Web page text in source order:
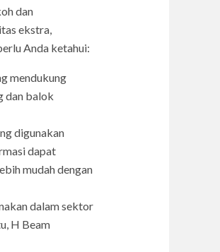
dan
ekstra,
Anda ketahui:
mendukung
dan balok
digunakan
dapat
mudah dengan
dalam sektor
H Beam